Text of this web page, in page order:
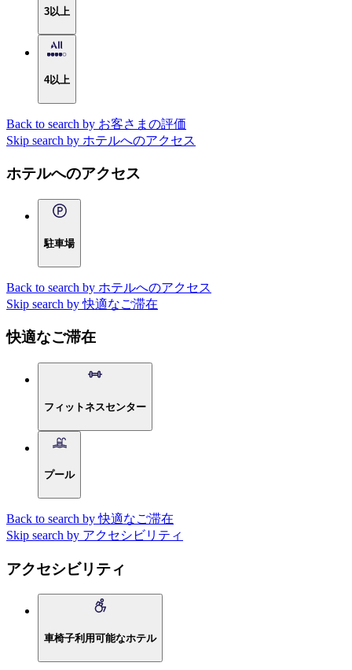
3以上
4以上
Back to search by お客さまの評価
Skip search by ホテルへのアクセス
ホテルへのアクセス
駐車場
Back to search by ホテルへのアクセス
Skip search by 快適なご滞在
快適なご滞在
フィットネスセンター
プール
Back to search by 快適なご滞在
Skip search by アクセシビリティ
アクセシビリティ
車椅子利用可能なホテル